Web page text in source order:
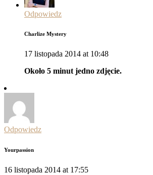
Odpowiedz
Charlize Mystery
17 listopada 2014 at 10:48
Około 5 minut jedno zdjęcie.
Odpowiedz
Yourpassion
16 listopada 2014 at 17:55